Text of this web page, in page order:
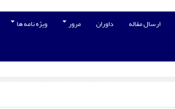
ارسال مقاله داوران مرور ویژه نامه ها